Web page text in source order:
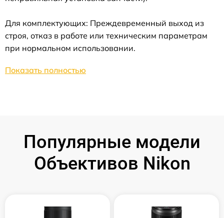
Для комплектующих: Преждевременный выход из
строя, отказ в работе или техническим параметрам
при нормальном использовании.
Показать полностью
Популярные модели
Объективов Nikon